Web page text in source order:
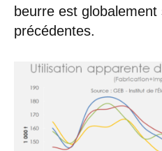
beurre est
précédentes.